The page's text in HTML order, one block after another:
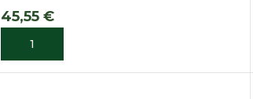
45,55 €
ADICIONAR